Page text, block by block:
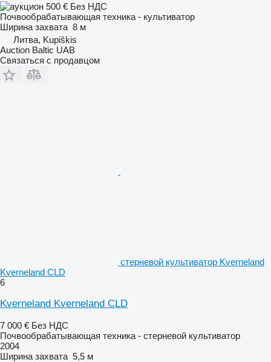
500 € Без НДС
Почвообрабатывающая техника - культиватор
Ширина захвата 8 м
Литва, Kupiškis
Auction Baltic UAB
Связаться с продавцом
стерневой культиватор Kverneland
Kverneland CLD
6
Kverneland Kverneland CLD
7 000 € Без НДС
Почвообрабатывающая техника - стерневой культиватор
2004
Ширина захвата 5,5 м